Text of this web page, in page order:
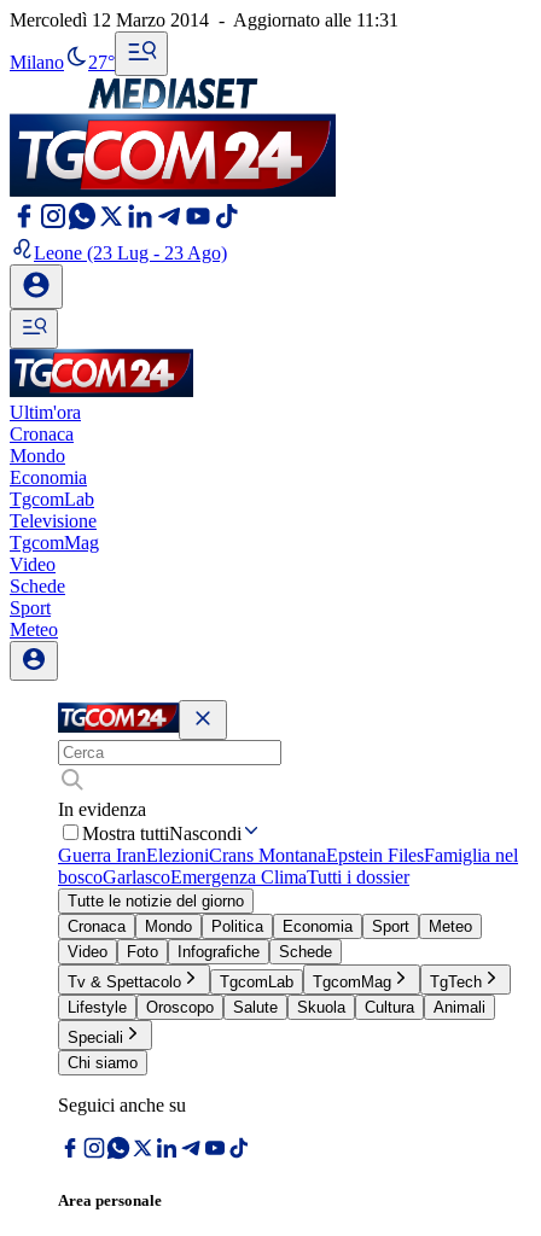
Mercoledì 12 Marzo 2014 - Aggiornato alle 11:31
Milano 27°
Leone (23 Lug - 23 Ago)
Ultim'ora
Cronaca
Mondo
Economia
TgcomLab
Televisione
TgcomMag
Video
Schede
Sport
Meteo
In evidenza
Mostra tuttiNascondi
Guerra IranElezioniCrans MontanaEpstein FilesFamiglia nel
boscoGarlascoEmergenza ClimaTutti i dossier
Tutte le notizie del giorno
Cronaca
Mondo Politica Economia Sport
Meteo
Video
Foto Infografiche
Schede
Tv & Spettacolo
TgcomLab TgcomMag
TgTech
Lifestyle
Oroscopo Salute Skuola Cultura
Animali
Speciali
Chi siamo
Seguici anche su
Area personale